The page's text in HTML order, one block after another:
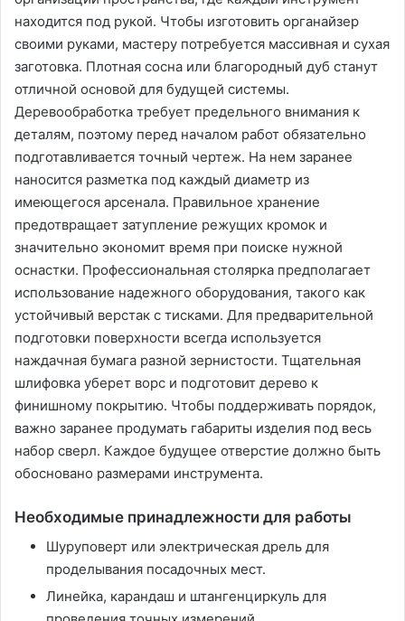
находится под рукой. Чтобы изготовить органайзер
своими руками, мастеру потребуется массивная и сухая
заготовка. Плотная сосна или благородный дуб станут
отличной основой для будущей системы.
Деревообработка требует предельного внимания к
деталям, поэтому перед началом работ обязательно
подготавливается точный чертеж. На нем заранее
наносится разметка под каждый диаметр из
имеющегося арсенала. Правильное хранение
предотвращает затупление режущих кромок и
значительно экономит время при поиске нужной
оснастки. Профессиональная столярка предполагает
использование надежного оборудования, такого как
устойчивый верстак с тисками. Для предварительной
подготовки поверхности всегда используется
наждачная бумага разной зернистости. Тщательная
шлифовка уберет ворс и подготовит дерево к
финишному покрытию. Чтобы поддерживать порядок,
важно заранее продумать габариты изделия под весь
набор сверл. Каждое будущее отверстие должно быть
обосновано размерами инструмента.
Необходимые принадлежности для работы
Шуруповерт или электрическая дрель для
проделывания посадочных мест.
Линейка, карандаш и штангенциркуль для